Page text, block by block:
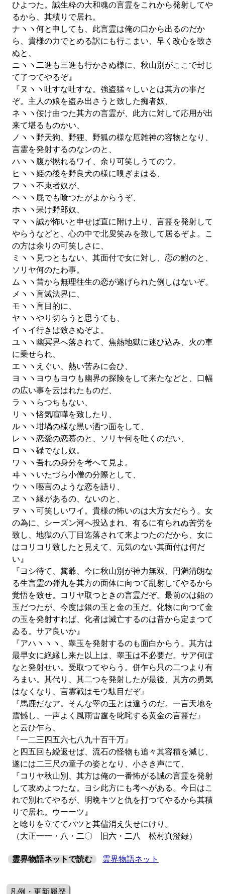
ひよつた。誠生粋の大和魂の言霊をこれから発射してや
るから、其積りで居れ。
ナヽヽ何と申しても、此言霊は俺の口から出るのだか
ら、貴様の力でとめる訳にも行こまい、早く改心を致さ
ぬと、
ニヽヽ二進も三進も行かさぬ様に、秋山別がここで封じ
て了つてやるぞ』
『ヌヽヽ吐すな吐すな。強盗猛々しいとは其方の事だ
ぞ。主人の娘を盗み出さうと致した痴者奴、
ネヽヽ佞け曲つた其方の言霊が、此方に対して応用が出
来て堪るものかい、
ノヽヽ野天狗、野狸、野狐の様な厄雑神の容物となり、
言霊を発射するのなンのと、
ハヽヽ腹が撚れるワイ、余り可笑しうてのウ。
ヒヽヽ姫の後を野良犬の様に嗅ぎまはる、
フヽヽ不束者奴が、
ヘヽヽ屁でも喰つたがよからうぞ、
ホヽヽ呆け野郎奴、
マヽヽ誠が怖いと申せば直に附け上り、言霊を発射して
やらうなどと、心の中で北叟笑みを致して居るぞよ。こ
の方は余りの可笑しさに、
ミヽヽ見つともない、其面付で女に対し、恋の鮒のと、
ソリヤ何のたわ事。
ムヽヽ昔から無理往生の恋が遂げられた例しはないぞ。
メヽヽ盲滅法界に、
モヽヽ盲目的に、
ヤヽヽやり切らうと思うても、
イヽイ行きは致さぬぞよ。
ユヽヽ幽冥界へ落されて、焦熱地獄に迷ひ込み、火の車
に乗せられ、
エヽヽえぐい、熱い苦みに会ひ、
ヨヽヽヨウもヨウも幽界の探険をして来たなどと、口幅
の広い事を云はれたものだ、
ラヽヽらつちもない、
リヽヽ悋気喧嘩を致したり、
ルヽヽ坩堝の様な黒い洒つ面をして、
レヽヽ恋愛の恋慕のと、ソリヤ何を吐くのだい、
ロヽヽ碌でなし奴。
ワヽヽ吾れの身分を考へて見よ。
ヰヽヽいたづら小僧の分際として、
ウヽヽ囈言のような恋を語り、
ヱヽヽ縁があるの、ないのと、
ヲヽヽ可笑しいワイ。貴様の怖いのは大方女だらう。女
の為に、シーズン河へ投込まれ、有るに有られぬ苦労を
致し、地獄の八丁目迄落されて来よつたのだから、女に
はコリコリ致したと見えて、元気のない其面付は何だ
い』
『ヨシ待て、糞爺、今に秋山別が神力無双、円満清朗な
る生言霊の弾丸を其方の面体に向つて乱射してやるから
覚悟を致せ。コリヤ取つときの言霊だぞ。最前のは鉛の
玉だつたが、今度は銀の玉と金の玉だ。化物に向つて金
の玉を発射すれば、化者は滅亡するのは昔から定まつて
ゐる。サア良いか』
『アハヽヽヽ、睾玉を発射するのも面白からう。其方は
最早女に絶縁し来た以上は、睾玉は不必要だ。サア何ぼ
なと発射せい。受取つてやらう。併乍ら只の二つより有
ろまい。其代り、其二つを発射したが最後、其方の勇気
はなくなり、言霊戦はモウ駄目だぞ』
『馬鹿だなア。そんな睾の玉とは違うのだ。一言天地を
震憾し、一声よく風雨雷霆を叱咤する黄金の言霊だ』
と云ひ乍ら、
『一二三四五六七八九十百千万』
と四五回も繰返せば、流石の怪物も追々其容積を減じ、
遂には二三尺の童子の姿となり、小さき声にて、
『コリヤ秋山別、其方は俺の一番怖がる誠の言霊を発射
して攻めよつたな。ヨシ此方にも考へがある。今日はこ
れで別れてやるが、明晩キツと仇を打つてやるから其積
りで居れ。ウーーツ』
と唸りを立ててパツと其儘消え失せにけり。
（大正一一・八・二〇 旧六・二八 松村真澄録）
霊界物語ネットで読む 霊界物語ネット
凡例・更新履歴